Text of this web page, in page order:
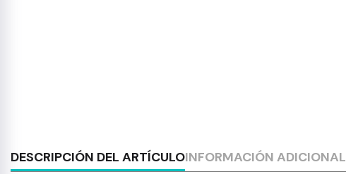
DESCRIPCIÓN DEL ARTÍCULOINFORMACIÓN ADICIONAL